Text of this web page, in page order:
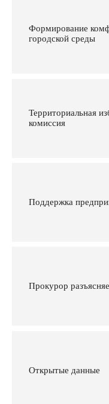
Формирование
городской среды
Территориальная
комиссия
Поддержка
Прокурор
Открытые данные